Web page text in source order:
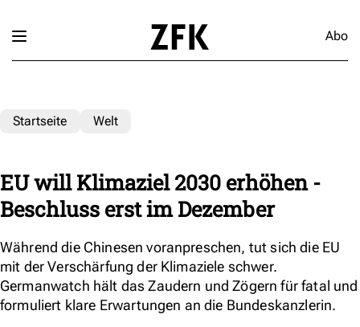
Abo
Startseite Welt
EU will Klimaziel 2030 erhöhen -
Beschluss erst im Dezember
Während die Chinesen voranpreschen, tut sich die EU
mit der Verschärfung der Klimaziele schwer.
Germanwatch hält das Zaudern und Zögern für fatal und
formuliert klare Erwartungen an die Bundeskanzlerin.